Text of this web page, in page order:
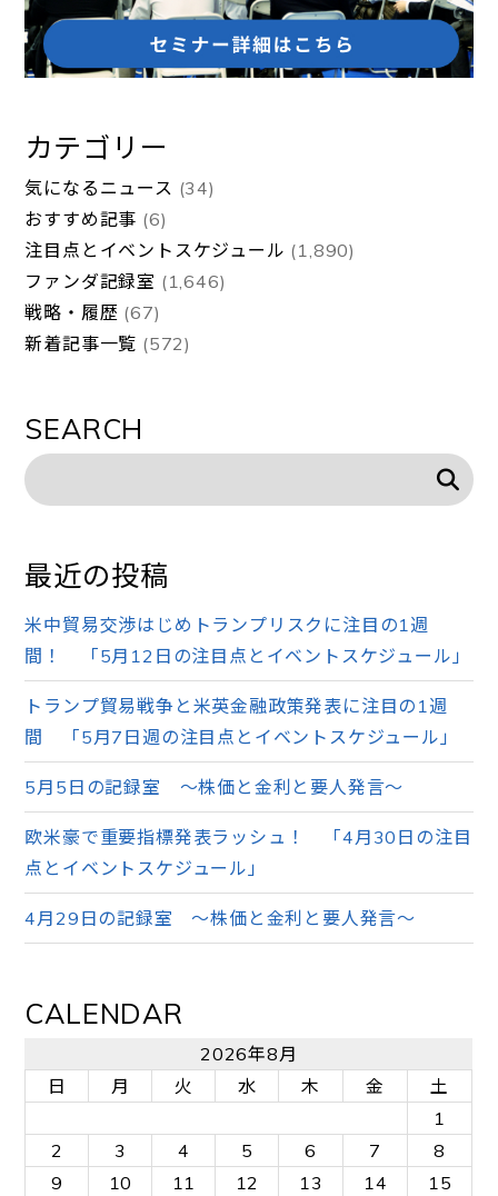
カテゴリー
気になるニュース (34)
おすすめ記事 (6)
注目点とイベントスケジュール (1,890)
ファンダ記録室 (1,646)
戦略・履歴 (67)
新着記事一覧 (572)
SEARCH
最近の投稿
米中貿易交渉はじめトランプリスクに注目の1週
間！ 「5月12日の注目点とイベントスケジュール」
トランプ貿易戦争と米英金融政策発表に注目の1週
間 「5月7日週の注目点とイベントスケジュール」
5月5日の記録室 ～株価と金利と要人発言～
欧米豪で重要指標発表ラッシュ！ 「4月30日の注目
点とイベントスケジュール」
4月29日の記録室 ～株価と金利と要人発言～
CALENDAR
2026年8月
日
月 火 水 木 金
土
1
2
3 4 5 6 7
8
9
10 11 12 13 14
15